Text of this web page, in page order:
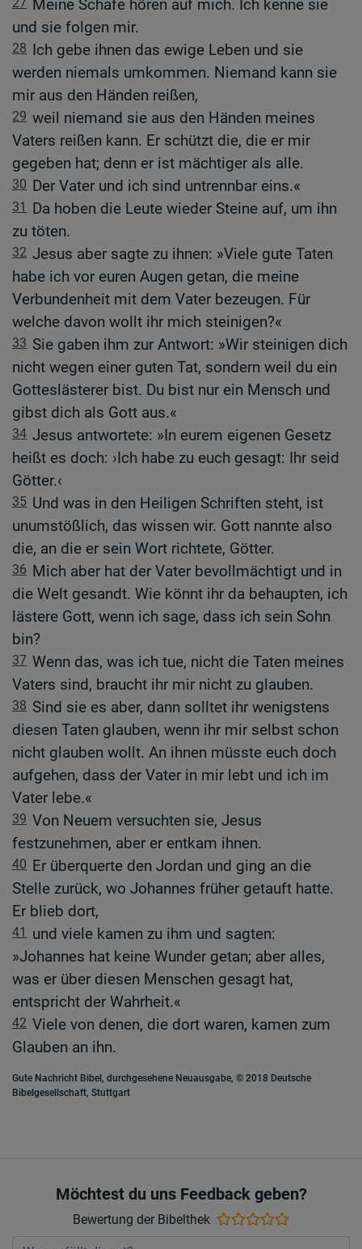
Meine Schafe hören auf mich. Ich kenne sie
und sie folgen mir.
28 Ich gebe ihnen das ewige Leben und sie
werden niemals umkommen. Niemand kann sie
mir aus den Händen reißen,
29 weil niemand sie aus den Händen meines
Vaters reißen kann. Er schützt die, die er mir
gegeben hat; denn er ist mächtiger als alle.
30 Der Vater und ich sind untrennbar eins.«
31 Da hoben die Leute wieder Steine auf, um ihn
zu töten.
32 Jesus aber sagte zu ihnen: »Viele gute Taten
habe ich vor euren Augen getan, die meine
Verbundenheit mit dem Vater bezeugen. Für
welche davon wollt ihr mich steinigen?«
33 Sie gaben ihm zur Antwort: »Wir steinigen dich
nicht wegen einer guten Tat, sondern weil du ein
Gotteslästerer bist. Du bist nur ein Mensch und
gibst dich als Gott aus.«
34 Jesus antwortete: »In eurem eigenen Gesetz
heißt es doch: ›Ich habe zu euch gesagt: Ihr seid
Götter.‹
35 Und was in den Heiligen Schriften steht, ist
unumstößlich, das wissen wir. Gott nannte also
die, an die er sein Wort richtete, Götter.
36 Mich aber hat der Vater bevollmächtigt und in
die Welt gesandt. Wie könnt ihr da behaupten, ich
lästere Gott, wenn ich sage, dass ich sein Sohn
bin?
37 Wenn das, was ich tue, nicht die Taten meines
Vaters sind, braucht ihr mir nicht zu glauben.
38 Sind sie es aber, dann solltet ihr wenigstens
diesen Taten glauben, wenn ihr mir selbst schon
nicht glauben wollt. An ihnen müsste euch doch
aufgehen, dass der Vater in mir lebt und ich im
Vater lebe.«
39 Von Neuem versuchten sie, Jesus
festzunehmen, aber er entkam ihnen.
40 Er überquerte den Jordan und ging an die
Stelle zurück, wo Johannes früher getauft hatte.
Er blieb dort,
41 und viele kamen zu ihm und sagten:
»Johannes hat keine Wunder getan; aber alles,
was er über diesen Menschen gesagt hat,
entspricht der Wahrheit.«
42 Viele von denen, die dort waren, kamen zum
Glauben an ihn.
Gute Nachricht Bibel, durchgesehene Neuausgabe, © 2018 Deutsche
Bibelgesellschaft, Stuttgart
Möchtest du uns Feedback geben?
Bewertung der Bibelthek